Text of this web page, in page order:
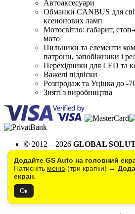
Додайте GS Auto на головний
Натисніть меню (три крапки) →
екран
Ок
Автоаксесуари
Обманки CANBUS для
ксенонових ламп
Мотосвітло: габарит,
мото
Пильники та елементи
патрони, запобіжники і
Перехідники для LED та
Важелі підвіски
Розпродаж та Уцінка до -
Зняті з виробництва
© 2012—2026 GLOBAL
Створення інтернет магазину
і технічна підтримка